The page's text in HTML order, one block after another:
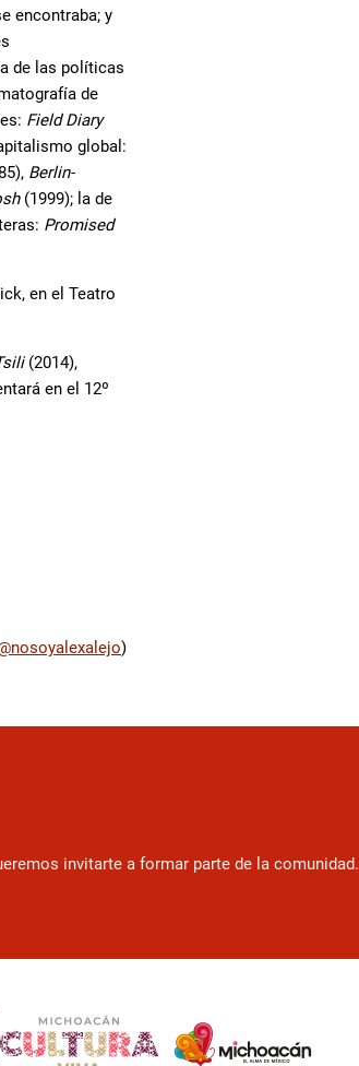
encontraba; y
de las políticas
de
Field Diary
global:
Berlin-
(1999); la de
Promised
en el Teatro
(2014),
en el 12º
)
invitarte a formar parte de la comunidad.